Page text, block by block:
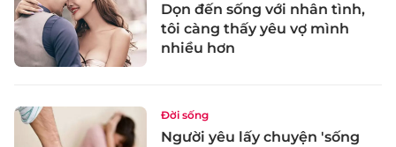
Dọn đến sống với nhân tình,
tôi càng thấy yêu vợ mình
nhiều hơn
Đời sống
Người yêu lấy chuyện 'sống